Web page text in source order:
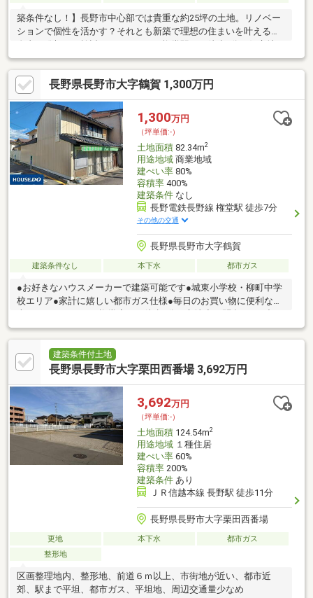
築条件なし！】長野市中心部では貴重な約25坪の土地。リノベー
ションで個性を活かす？それとも新築で理想の住まいを叶える？
自由な発想でご検討いただけます。権堂駅まで徒歩6分の好立地
で、通勤・通学はもちろん、飲食店や店舗用地としてもご検討可
能。コンパクトながら使い勝手の良い広さで、セカンドハウスや
二拠点生活の拠点としてもおすすめです。長野の街を身近に感じ
ながら、自分らしい暮らしを実現してみませんか。建物付きの現
況販売なら1，100万円、解体して更地渡し(売主負担)なら1，300
万円。
長野県長野市大字鶴賀 1,300万円
1,300万円
（坪単価:-）
土地面積82.34m2
用途地域商業地域
建ぺい率80%
容積率400%
建築条件なし
長野電鉄長野線 権堂駅 徒歩7分
その他の交通
長野県長野市大字鶴賀
建築条件なし 本下水 都市ガス
●お好きなハウスメーカーで建築可能です●城東小学校・柳町中学
校エリア●家計に嬉しい都市ガス仕様●毎日のお買い物に便利な綿
お電話番号やホームページでも受付中！！・フリーダイヤル 【
0120-055-779 】・ホームページ 【 ハウスドゥ長野柳町 】 で検
索
建築条件付土地
長野県長野市大字栗田西番場 3,692万円
3,692万円
（坪単価:-）
土地面積124.54m2
用途地域１種住居
建ぺい率60%
容積率200%
建築条件あり
ＪＲ信越本線 長野駅 徒歩11分
長野県長野市大字栗田西番場
更地 本下水
都市ガス
整形地
区画整理地内、整形地、前道６ｍ以上、市街地が近い、都市近
郊、駅まで平坦、都市ガス、平坦地、周辺交通量少なめ